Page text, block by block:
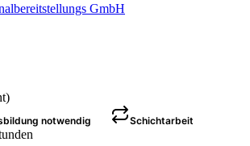
GmbH
notwendig Schichtarbeit